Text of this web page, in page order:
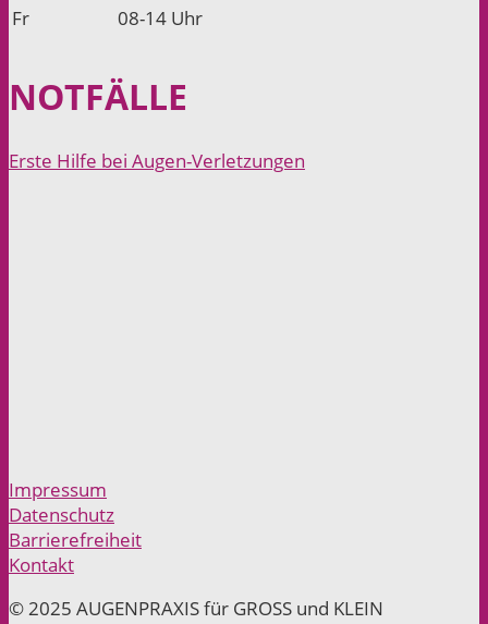
Fr
08-14 Uhr
NOT­FÄLLE
Erste Hilfe bei Augen-Verletzungen
Impressum
Datenschutz
Barrierefreiheit
Kontakt
© 2025 AUGENPRAXIS für GROSS und KLEIN